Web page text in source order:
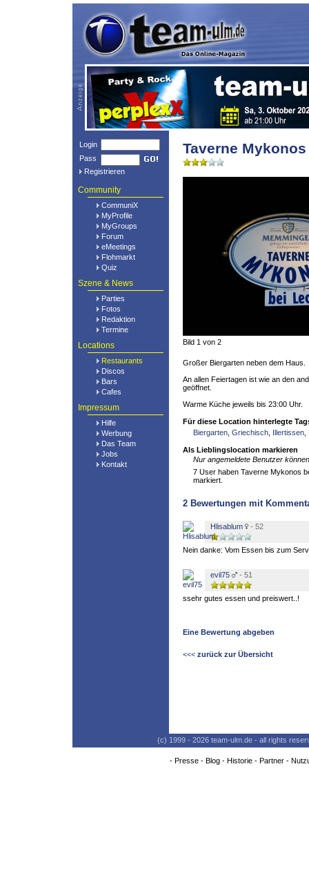
Login
Pass
Registrieren
Community
CommuniX
MyProfile
MyGroups
Forum
eMeetings
Flohmarkt
Quiz
Szene & News
Parties
Fotos
Redaktion
Termine
Locations
Restaurants
Discos
Bars
Cafes
Impressum
Hilfe
Werbung
Das Team
Jobs
Kontakt
Taverne Mykonos
Bild 1 von 2
Großer Biergarten neben dem Haus.
An allen Feiertagen ist wie an den
geöffnet.
Warme Küche jeweils bis 23:00 Uhr.
Für diese Location hinterlegte
Biergarten Griechisch Illertissen
Als Lieblingslocation markieren
Nur angemeldete Benutzer
7 User haben Taverne Mykonos
markiert.
2 Bewertungen mit
Hlisablum - 52
Nein danke: Vom Essen bis zum
evil75 - 51
ssehr gutes essen und preiswert..!
Eine Bewertung abgeben
<<< zurück zur Übersicht
(c) 1999 - 2026 team-ulm.de - all rights
- Presse- Blog- Historie- Partner-